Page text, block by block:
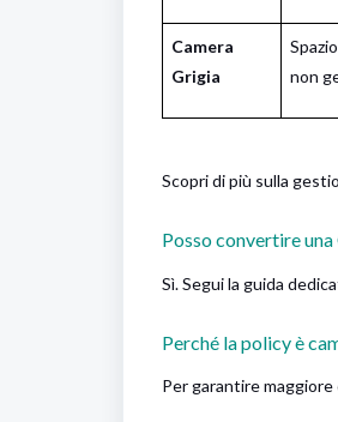
Camera
Grigia
non
Scopri di più sulla
Posso convertire una
Sì. Segui la guida
Perché la policy è
Per garantire